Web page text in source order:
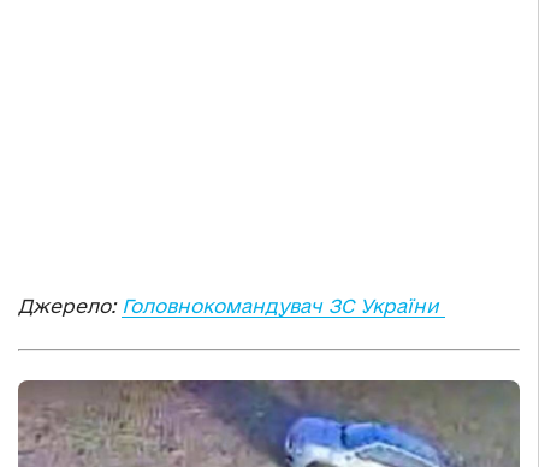
Джерело: Головнокомандувач ЗС України